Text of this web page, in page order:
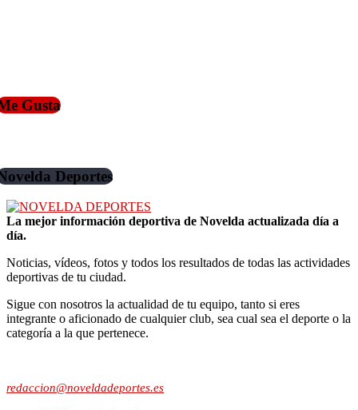
Gusta
Deportes
La mejor información deportiva de Novelda actualizada día a
día.
Noticias, vídeos, fotos y todos los resultados de todas las actividades
deportivas de tu ciudad.
Sigue con nosotros la actualidad de tu equipo, tanto si eres
integrante o aficionado de cualquier club, sea cual sea el deporte o la
categoría a la que pertenece.
redaccion@noveldadeportes.es